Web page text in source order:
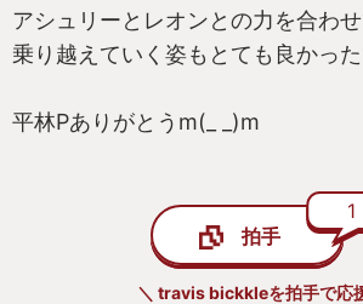
アシュリーとレオンとの力を合わ
乗り越えていく姿もとても良かっ
平林Pありがとうm(_ _)m
拍手
1
＼ travis bickkleを拍手で応